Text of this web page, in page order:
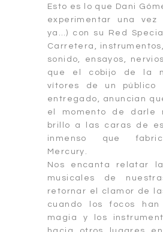
Esto es lo que Dani
experimentar una vez
ya…) con su Red
Carretera,
sonido, ensayos,
que el cobijo de la
vítores de un público
entregado, anuncian
el momento de darle
brillo a las caras de
inmenso que
Mercury.
Nos encanta relatar
musicales de
retornar el clamor de
cuando los focos
magia y los